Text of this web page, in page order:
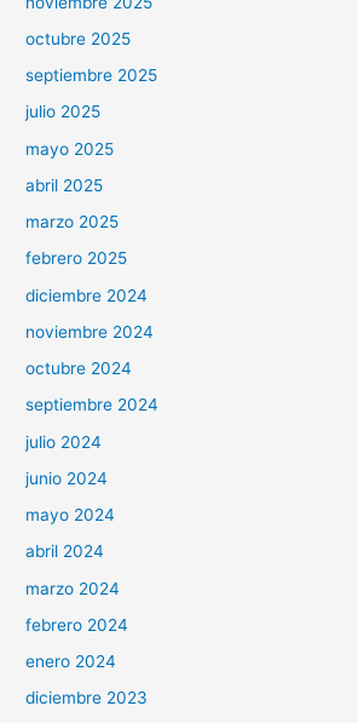
octubre 2025
septiembre 2025
julio 2025
mayo 2025
abril 2025
marzo 2025
febrero 2025
diciembre 2024
noviembre 2024
octubre 2024
septiembre 2024
julio 2024
junio 2024
mayo 2024
abril 2024
marzo 2024
febrero 2024
enero 2024
diciembre 2023